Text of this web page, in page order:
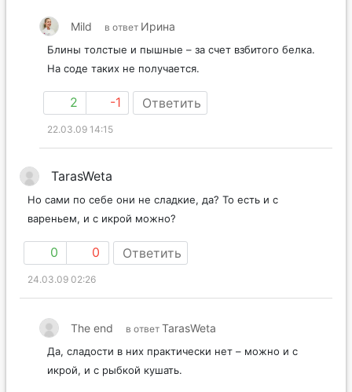
Mild в ответ Ирина
Блины толстые и пышные – за счет взбитого белка.
На соде таких не получается.
2 -1 Ответить
22.03.09 14:15
TarasWeta
Но сами по себе они не сладкие, да? То есть и с
вареньем, и с икрой можно?
0 0 Ответить
24.03.09 02:26
The end в ответ TarasWeta
Да, сладости в них практически нет – можно и с
икрой, и с рыбкой кушать.